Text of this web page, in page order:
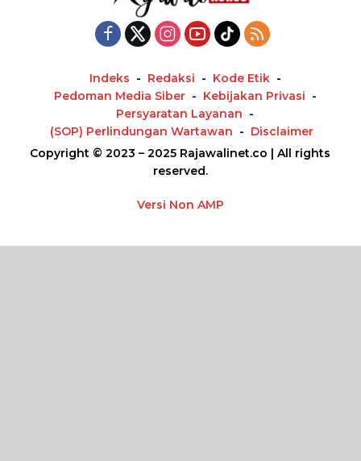
Indeks Redaksi
Kode Etik
Pedoman Media Siber
Kebijakan Privasi
Persyaratan Layanan
(SOP) Perlindungan Wartawan
Disclaimer
Copyright © 2023 – 2025 Rajawalinet.co | All rights
reserved.
Versi Non AMP